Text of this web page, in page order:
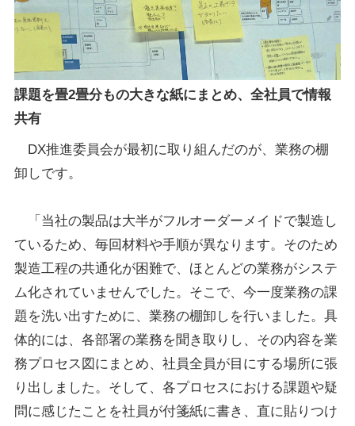
課題を畳2畳分もの大きな紙にまとめ、全社員で情報
共有
DX推進委員会が最初に取り組んだのが、業務の棚
卸しです。
「当社の製品は大半がフルオーダーメイドで製造し
ているため、毎回材料や手順が異なります。そのため
製造工程の共通化が困難で、ほとんどの業務がシステ
ム化されていませんでした。そこで、今一度業務の課
題を洗い出すために、業務の棚卸しを行いました。具
体的には、各部署の業務を聞き取りし、その内容を業
務プロセス図にまとめ、社員全員が目にする場所に張
り出しました。そして、各プロセスにおける課題や疑
問に感じたことを社員が付箋紙に書き、直に貼りつけ